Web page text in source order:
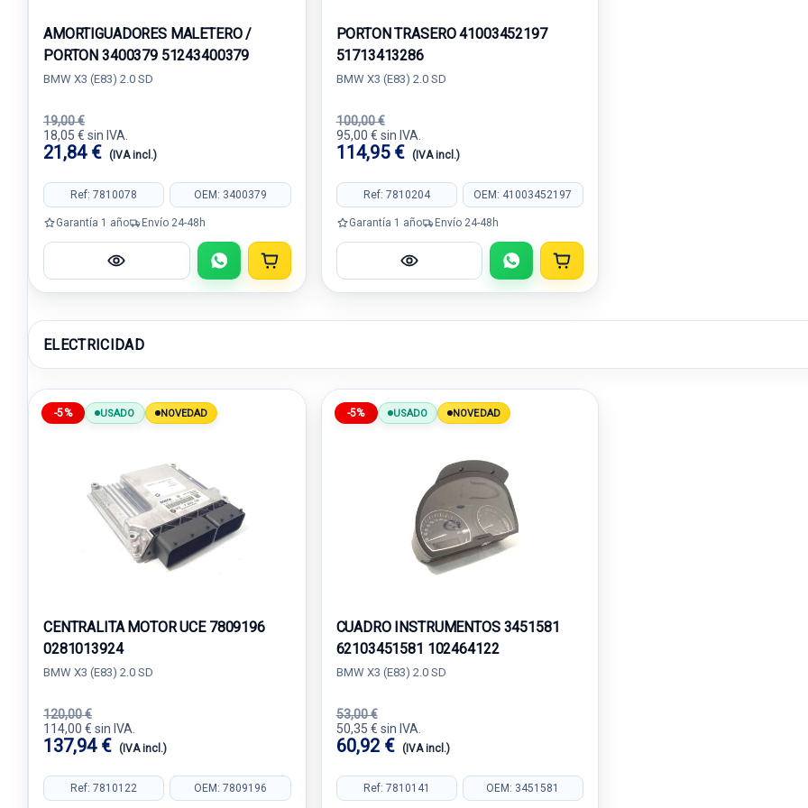
AMORTIGUADORES MALETERO /
PORTON 3400379 51243400379
BMW X3 (E83) 2.0 SD
19,00 €
18,05 € sin IVA.
21,84 € (IVA incl.)
Ref: 7810078 OEM: 3400379
Garantía 1 año Envío 24-48h
PORTON TRASERO 41003452197
51713413286
BMW X3 (E83) 2.0 SD
100,00 €
95,00 € sin IVA.
114,95 € (IVA incl.)
Ref: 7810204 OEM: 41003452197
Garantía 1 año Envío 24-48h
ELECTRICIDAD
-5% USADO NOVEDAD
CENTRALITA MOTOR UCE 7809196
0281013924
BMW X3 (E83) 2.0 SD
120,00 €
114,00 € sin IVA.
137,94 € (IVA incl.)
Ref: 7810122 OEM: 7809196
-5% USADO NOVEDAD
CUADRO INSTRUMENTOS 3451581
62103451581 102464122
BMW X3 (E83) 2.0 SD
53,00 €
50,35 € sin IVA.
60,92 € (IVA incl.)
Ref: 7810141 OEM: 3451581